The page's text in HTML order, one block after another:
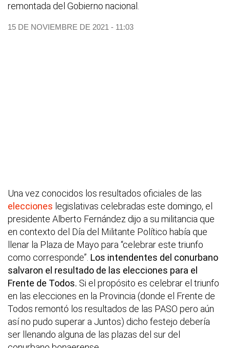
remontada del Gobierno nacional.
15 DE NOVIEMBRE DE 2021 - 11:03
Una vez conocidos los resultados oficiales de las
elecciones legislativas celebradas este domingo, el
presidente Alberto Fernández dijo a su militancia que
en contexto del Día del Militante Político había que
llenar la Plaza de Mayo para “celebrar este triunfo
como corresponde”. Los intendentes del conurbano
salvaron el resultado de las elecciones para el
Frente de Todos. Si el propósito es celebrar el triunfo
en las elecciones en la Provincia (donde el Frente de
Todos remontó los resultados de las PASO pero aún
así no pudo superar a Juntos) dicho festejo debería
ser llenando alguna de las plazas del sur del